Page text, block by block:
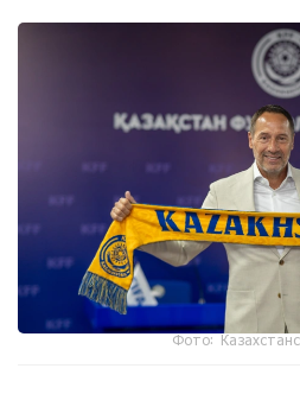
Фото: